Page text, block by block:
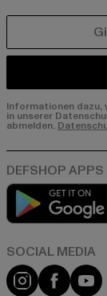
Informationen dazu,
in unserer
abmelden.
Instagram